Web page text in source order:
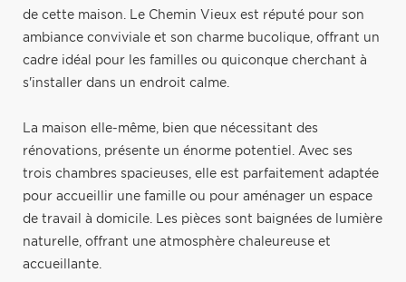
de cette maison. Le Chemin Vieux est réputé pour son
ambiance conviviale et son charme bucolique, offrant un
cadre idéal pour les familles ou quiconque cherchant à
s'installer dans un endroit calme.
La maison elle-même, bien que nécessitant des
rénovations, présente un énorme potentiel. Avec ses
trois chambres spacieuses, elle est parfaitement adaptée
pour accueillir une famille ou pour aménager un espace
de travail à domicile. Les pièces sont baignées de lumière
naturelle, offrant une atmosphère chaleureuse et
accueillante.